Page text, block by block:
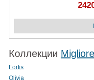
Коллекции Migliore
Fortis
Olivia